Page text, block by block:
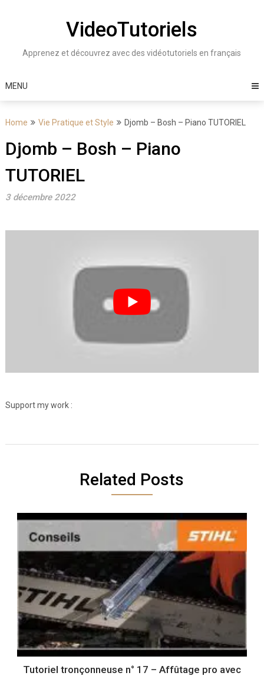
VideoTutoriels
Apprenez et découvrez avec des vidéotutoriels en français
MENU
Home Vie Pratique et Style Djomb – Bosh – Piano TUTORIEL
Djomb – Bosh – Piano
TUTORIEL
3 décembre 2022
Support my work :
Related Posts
Tutoriel tronçonneuse n° 17 – Affûtage pro avec